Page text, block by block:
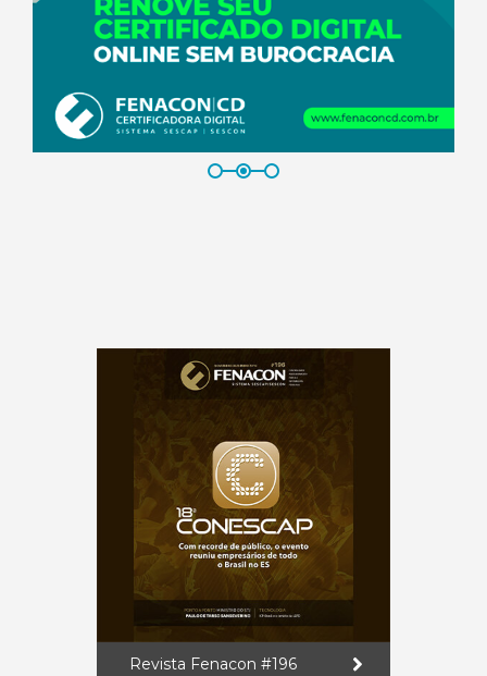
Revista Fenacon #196